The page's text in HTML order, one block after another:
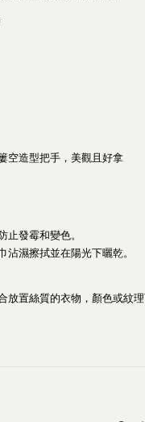
空造型把手，美觀且好拿
止發霉和變色。
沾濕擦拭並在陽光下曬乾。
放置絲質的衣物， 顏色或紋